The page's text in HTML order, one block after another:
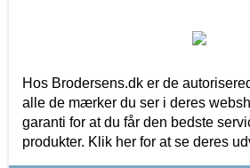
Hos Brodersens.dk er de
alle de mærker du ser i deres
garanti for at du får den bedste
produkter. Klik her for at se deres